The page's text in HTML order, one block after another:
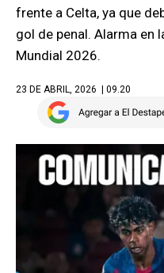
frente a Celta, ya que
gol de penal. Alarma en
Mundial 2026.
23 DE ABRIL, 2026 | 09.20